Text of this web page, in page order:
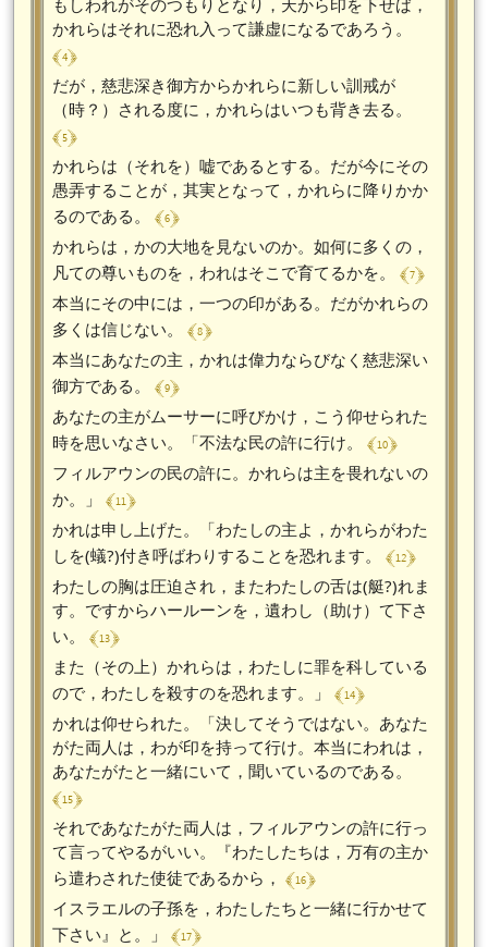
もしわれがそのつもりとなり，天から印を下せば，
かれらはそれに恐れ入って謙虚になるであろう。
﴾ 4 ﴿
だが，慈悲深き御方からかれらに新しい訓戒が
（時？）される度に，かれらはいつも背き去る。
﴾ 5 ﴿
かれらは（それを）嘘であるとする。だが今にその
愚弄することが，其実となって，かれらに降りかか
るのである。 ﴾ 6 ﴿
かれらは，かの大地を見ないのか。如何に多くの，
凡ての尊いものを，われはそこで育てるかを。 ﴾ 7 ﴿
本当にその中には，一つの印がある。だがかれらの
多くは信じない。 ﴾ 8 ﴿
本当にあなたの主，かれは偉力ならびなく慈悲深い
御方である。 ﴾ 9 ﴿
あなたの主がムーサーに呼びかけ，こう仰せられた
時を思いなさい。「不法な民の許に行け。 ﴾ 10 ﴿
フィルアウンの民の許に。かれらは主を畏れないの
か。」 ﴾ 11 ﴿
かれは申し上げた。「わたしの主よ，かれらがわた
しを(蟻?)付き呼ばわりすることを恐れます。 ﴾ 12 ﴿
わたしの胸は圧迫され，またわたしの舌は(艇?)れま
す。ですからハールーンを，遺わし（助け）て下さ
い。 ﴾ 13 ﴿
また（その上）かれらは，わたしに罪を科している
ので，わたしを殺すのを恐れます。」 ﴾ 14 ﴿
かれは仰せられた。「決してそうではない。あなた
がた両人は，わが印を持って行け。本当にわれは，
あなたがたと一緒にいて，聞いているのである。
﴾ 15 ﴿
それであなたがた両人は，フィルアウンの許に行っ
て言ってやるがいい。『わたしたちは，万有の主か
ら遣わされた使徒であるから， ﴾ 16 ﴿
イスラエルの子孫を，わたしたちと一緒に行かせて
下さい』と。」 ﴾ 17 ﴿